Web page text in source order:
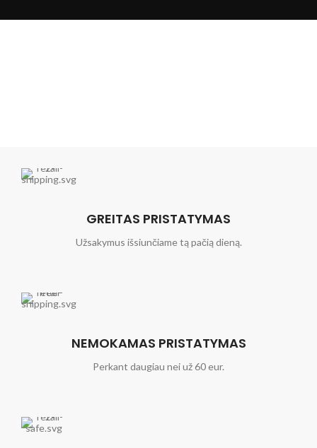
GREITAS PRISTATYMAS
Užsakymus išsiunčiame tą pačią dieną.
NEMOKAMAS PRISTATYMAS
Perkant daugiau nei už 60 eur.